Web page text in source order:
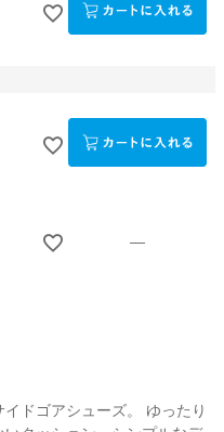
—
ドゴアシューズ。 ゆったり